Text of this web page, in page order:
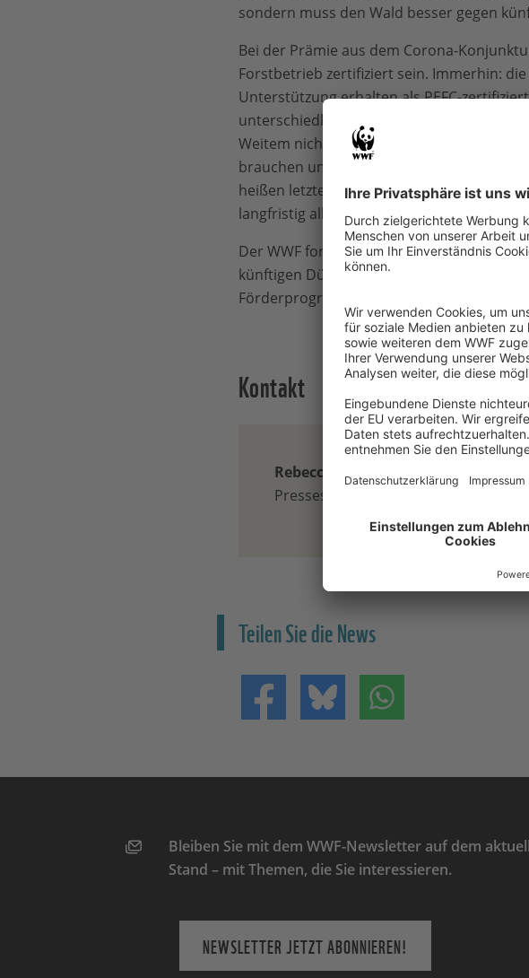
sondern muss den Wald besser gegen
Bei der Prämie aus dem Corona-
Forstbetrieb zertifiziert sein. Immerhin:
Unterstützung erhalten als PEFC-
unterschiedlichen ökologische Maßstäbe
Weitem nicht aus. Heinrich:
brauchen und ob tatsächlich Schäden
heißen letzten Jahre haben ihm
langfristig allerdings nicht viel.“
Der WWF fordert zudem einen
künftigen Dürreperioden zu machen.
Förderprogramm sollten direkt in einen
Kontakt
Rebecca Gerigk
Pressesprecherin, Berlin
Teilen Sie die News
Teilen auf FacebookTeilen auf Bluesky
Bleiben Sie mit dem WWF-Newsletter auf dem
Stand – mit Themen, die Sie interessieren.
NEWSLETTER JETZT ABONNIEREN!